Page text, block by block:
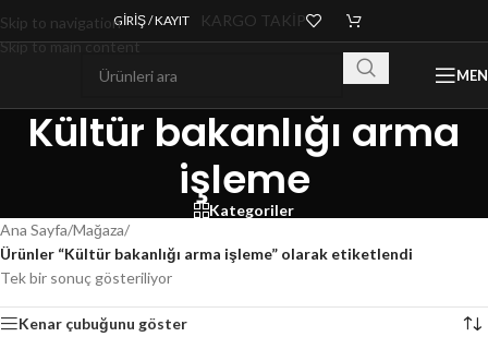
Skip to navigation
Skip to main content
GIRIŞ / KAYIT KARGO TAKİP
Kültür bakanlığı arma
işleme
Kategoriler
Ana Sayfa/Mağaza/
Ürünler “Kültür bakanlığı arma işleme” olarak etiketlendi
Tek bir sonuç gösteriliyor
Kenar çubuğunu göster